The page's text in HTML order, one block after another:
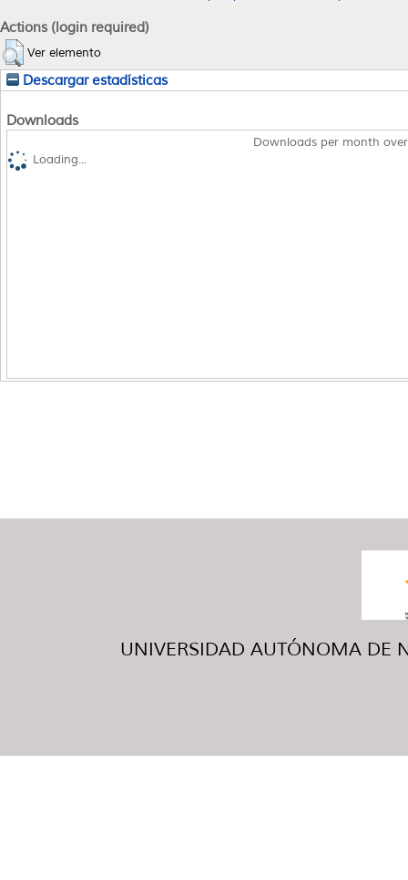
Actions (login required)
Ver elemento
Descargar estadísticas
Downloads
Downloads per month
Loading...
UNIVERSIDAD AUTÓNOMA DE